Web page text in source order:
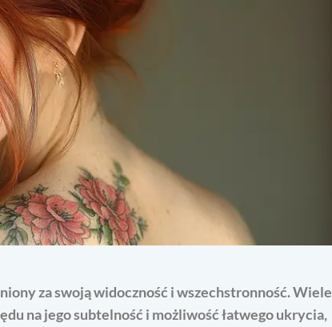
za swoją widoczność i wszechstronność. Wiele
na jego subtelność i możliwość łatwego ukrycia,